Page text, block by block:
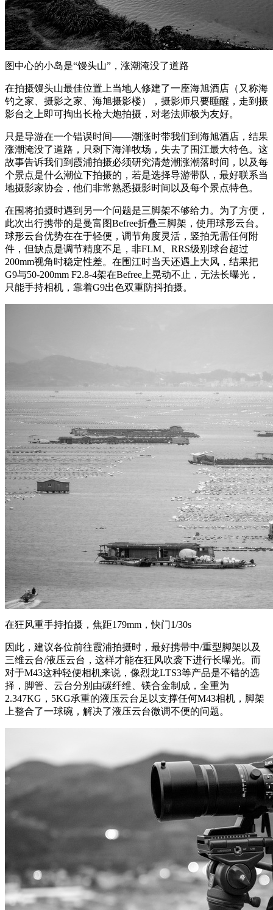
图中心的小岛是“馒头山”，涨潮淹没了道路
在拍摄馒头山最佳位置上当地人修建了一座海旭酒店（又称海
钓之家、摄影之家、海旭摄影楼），摄影师只要睡醒，走到摄
影台之上即可掏出长枪大炮拍摄，对老法师极为友好。
只是导游在一个错误时间——潮涨时带我们到海旭酒店，结果
涨潮淹没了道路，只剩下海洋牧场，失去了围江最大特色。这
故事告诉我们到霞浦拍摄必须研究清楚潮涨潮落时间，以及每
个景点是什么潮位下拍摄的，若是选择导游带队，最好联系当
地摄影家协会，他们非常熟悉摄影时间以及每个景点特色。
在围将拍摄时遇到另一个问题是三脚架不够给力。为了方便，
此次出行携带的是曼富图Befree折叠三脚架，使用球形云台。
球形云台优势在在于轻便，调节角度灵活，竖拍无需任何附
件，但缺点是调节精度不足，非FLM、RRS级别球台超过
200mm视角时稳定性差。在围江时当天还遇上大风，结果把
G9与50-200mm F2.8-4架在Befree上晃动不止，无法长曝光，
只能手持相机，靠着G9出色双重防抖拍摄。
在狂风重手持拍摄，焦距179mm，快门1/30s
因此，建议各位前往霞浦拍摄时，最好携带中/重型脚架以及
三维云台/液压云台，这样才能在狂风吹袭下进行长曝光。而
对于M43这种轻便相机来说，像烈龙LTS3等产品是不错的选
择，脚管、云台分别由碳纤维、镁合金制成，全重为
2.347KG，5KG承重的液压云台足以支撑任何M43相机，脚架
上整合了一球碗，解决了液压云台微调不便的问题。